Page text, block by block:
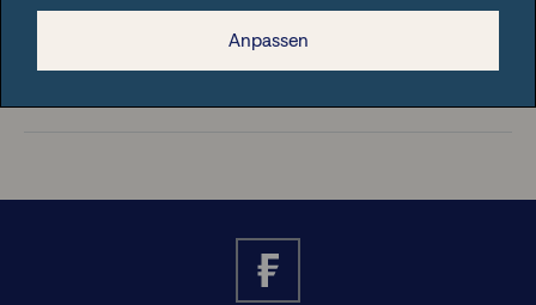
Rechtliche Hinweise
Anpassen